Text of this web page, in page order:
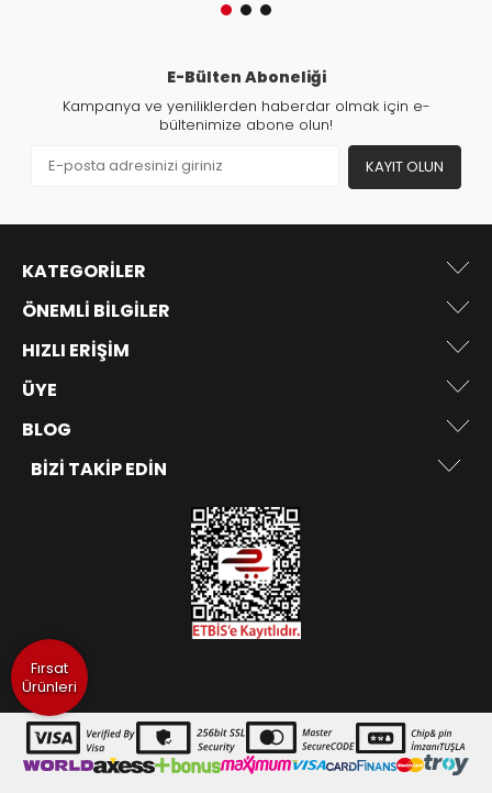
Fırsat
Ürünleri
E-Bülten Aboneliği
Kampanya ve yeniliklerden haberdar olmak için e-
bültenimize abone olun!
KAYIT OLUN
KATEGORILER
ÖNEMLI BILGILER
HIZLI ERIŞIM
ÜYE
BLOG
BIZI TAKIP EDIN